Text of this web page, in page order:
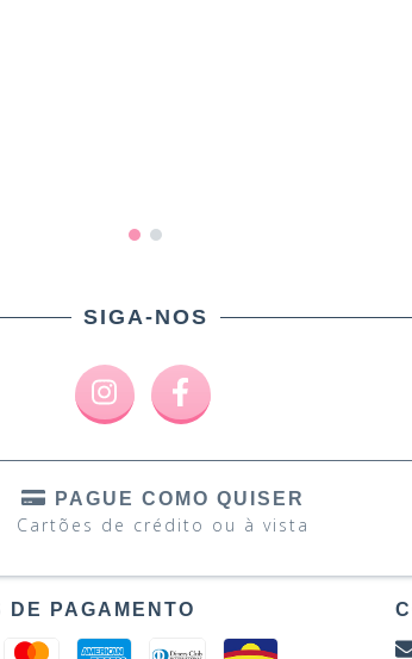
SIGA-NOS
PAGUE COMO QUISER
Cartões de crédito ou à vista
DE PAGAMENTO